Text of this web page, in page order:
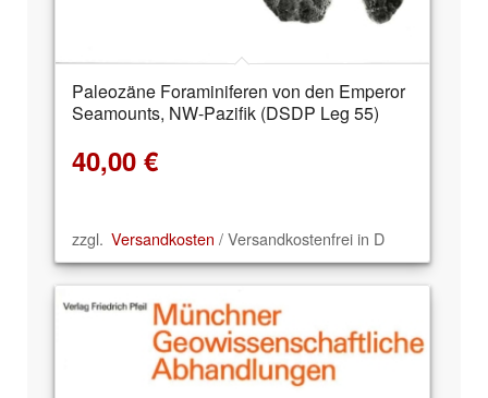
Paleozäne Foraminiferen von den Emperor
Seamounts, NW-Pazifik (DSDP Leg 55)
40,00 €
zzgl. Versandkosten / Versandkostenfrei in D